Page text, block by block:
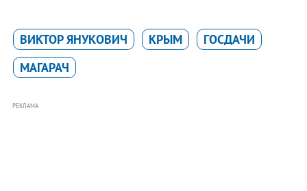
ВИКТОР ЯНУКОВИЧ КРЫМ
ГОСДАЧИ
МАГАРАЧ
РЕКЛАМА